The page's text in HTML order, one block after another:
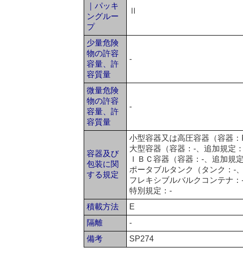
｜パッキ
ングルー
プ
Ⅱ
少量危険
物の許容
容量、許
容質量
-
微量危険
物の許容
容量、許
容質量
-
容器及び
包装に関
する規定
小型容器又は高圧容器（容器
大型容器（容器：-、追加規定：
ＩＢＣ容器（容器：-、追加規定
ポータブルタンク（タンク：-
フレキシブルバルクコンテナ：
特別規定：-
積載方法
E
隔離
-
備考
SP274